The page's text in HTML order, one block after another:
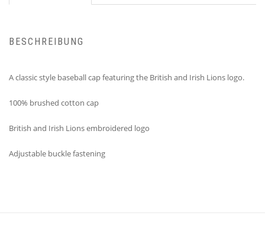
BESCHREIBUNG
A classic style baseball cap featuring the British and Irish Lions logo.
100% brushed cotton cap
British and Irish Lions embroidered logo
Adjustable buckle fastening